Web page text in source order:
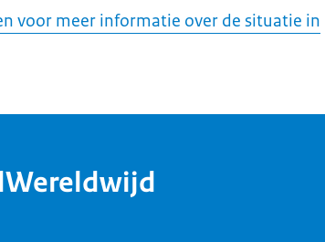
voor meer informatie over de situatie in